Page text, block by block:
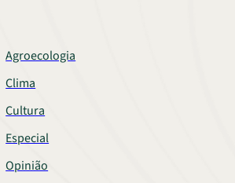
Agroecologia
Clima
Cultura
Especial
Opinião